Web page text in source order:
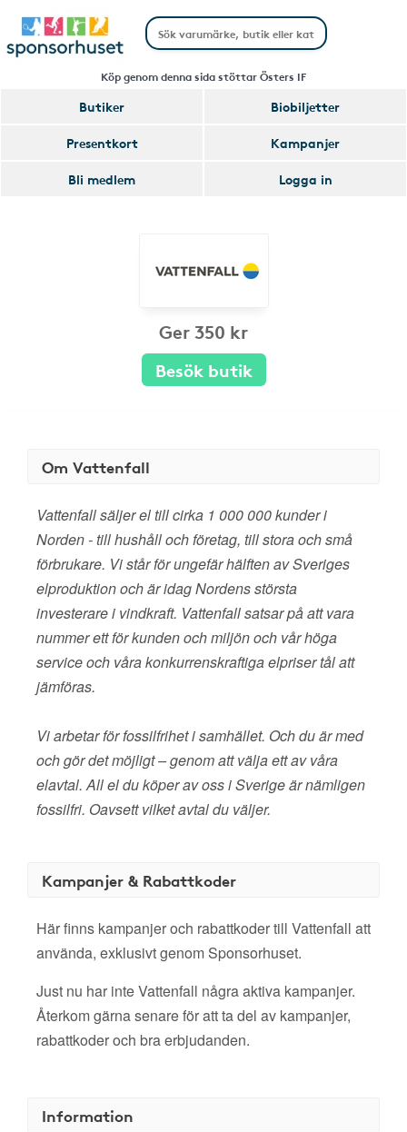
Köp genom denna sida stöttar Östers IF
Butiker
Biobiljetter
Presentkort
Kampanjer
Bli medlem
Logga in
Ger 350 kr
Besök butik
Om Vattenfall
Vattenfall säljer el till cirka 1 000 000 kunder i
Norden - till hushåll och företag, till stora och små
förbrukare. Vi står för ungefär hälften av Sveriges
elproduktion och är idag Nordens största
investerare i vindkraft. Vattenfall satsar på att vara
nummer ett för kunden och miljön och vår höga
service och våra konkurrenskraftiga elpriser tål att
jämföras.
Vi arbetar för fossilfrihet i samhället. Och du är med
och gör det möjligt – genom att välja ett av våra
elavtal. All el du köper av oss i Sverige är nämligen
fossilfri. Oavsett vilket avtal du väljer.
Kampanjer & Rabattkoder
Här finns kampanjer och rabattkoder till Vattenfall att
använda, exklusivt genom Sponsorhuset.
Just nu har inte Vattenfall några aktiva kampanjer.
Återkom gärna senare för att ta del av kampanjer,
rabattkoder och bra erbjudanden.
Information